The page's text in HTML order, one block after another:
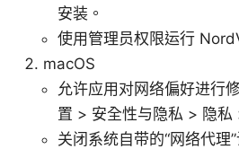
安装。
使用管理员权限运行
macOS
允许应用对网络偏好进行
置 > 安全性与隐私 > 隐私
关闭系统自带的“网络代理